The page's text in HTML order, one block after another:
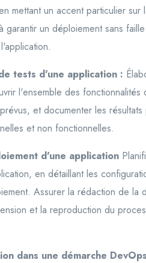
mettant un accent particulier
garantir un déploiement sans
tests d'une application :
l'ensemble des
et documenter les
et non fonctionnelles.
d'une application
en détaillant les
Assurer la rédaction de la
et la reproduction du
dans une démarche